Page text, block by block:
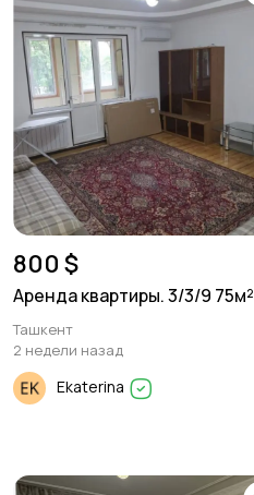
800 $
Аренда квартиры. 3/3/9 75м²
Ташкент
2 недели назад
Ekaterina